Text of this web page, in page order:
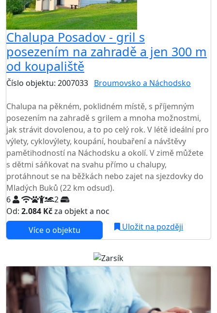
Chalupa Posadov - gril s
posezením na zahradě a jen 300 m
od koupaliště
Číslo objektu: 2007033 Broumovsko a Náchodsko
Chalupa na pěkném, poklidném místě, s příjemným
posezením na zahradě s grilem a mnoha možnostmi,
jak strávit dovolenou, a to po celý rok. V létě ideální pro
výlety, cyklovýlety, koupání, houbaření a návštěvy
pamětihodností na Náchodsku a okolí. V zimě můžete
s dětmi sáňkovat na svahu přímo u chalupy,
protáhnout se na běžkách nebo zajet na sjezdovky do
Mladých Buků (22 km odsud).
6
2
Od: 2.084 Kčza objekt a noc
Více o objektu
Uložit na později